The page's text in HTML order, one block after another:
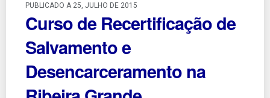
PUBLICADO A 25, JULHO DE 2015
Curso de Recertificação de
Salvamento e
Desencarceramento na